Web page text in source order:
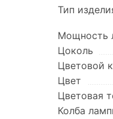
Тип
Мощность
Цоколь
Цветовой
Цвет
Цветовая
Колба